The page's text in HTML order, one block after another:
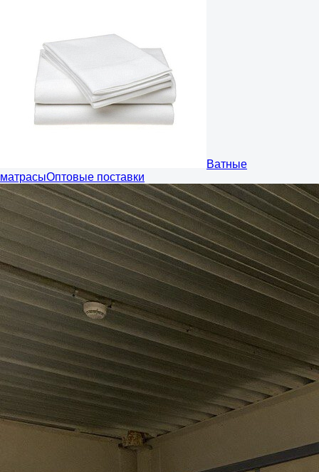
Ватные
матрасыОптовые поставки